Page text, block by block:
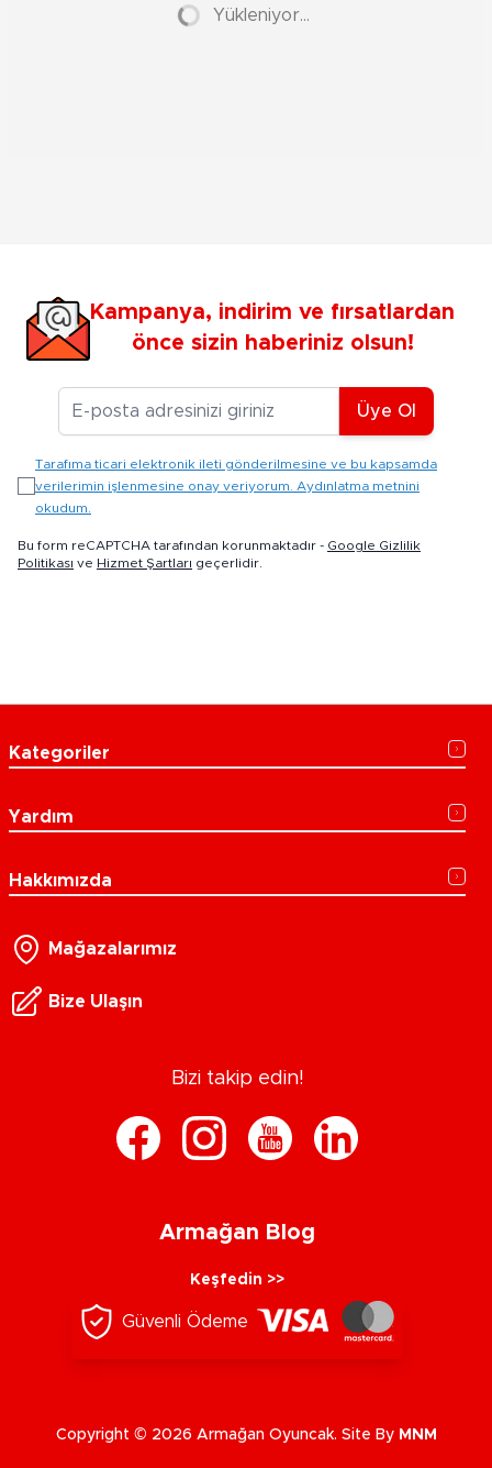
Yükleniyor...
Kampanya, indirim ve fırsatlardan
önce sizin haberiniz olsun!
E-posta Adresiniz
Üye Ol
Tarafıma ticari elektronik ileti gönderilmesine ve bu kapsamda
verilerimin işlenmesine onay veriyorum. Aydınlatma metnini
okudum.
Bu form reCAPTCHA tarafından korunmaktadır - Google Gizlilik
Politikası ve Hizmet Şartları geçerlidir.
Kategoriler
Yardım
Hakkımızda
Mağazalarımız
Bize Ulaşın
Bizi takip edin!
Armağan Blog
Keşfedin >>
Güvenli Ödeme
Copyright © 2026 Armağan Oyuncak. Site By MNM